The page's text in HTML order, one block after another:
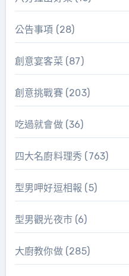
公告事項 (28)
創意宴客菜 (87)
創意挑戰賽(203)
吃過就會做(36)
四大名廚料理秀 (763)
型男呷好逗相報 (5)
型男觀光夜市(6)
大廚教你做(285)